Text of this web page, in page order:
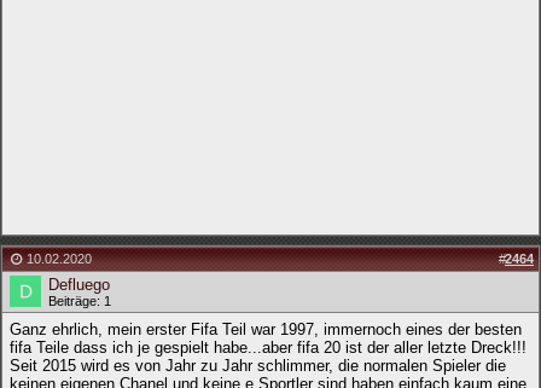
10.02.2020 #2464
Defluego
Beiträge: 1
Ganz ehrlich, mein erster Fifa Teil war 1997, immernoch eines der besten
fifa Teile dass ich je gespielt habe...aber fifa 20 ist der aller letzte Dreck!!!
Seit 2015 wird es von Jahr zu Jahr schlimmer, die normalen Spieler die
keinen eigenen Chanel und keine e Sportler sind haben einfach kaum eine